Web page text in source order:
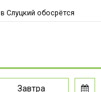
Слуцкий обосрётся
Завтра